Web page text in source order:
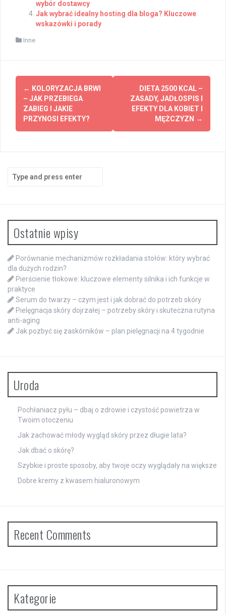
wybór dostawcy
Jak wybrać idealny hosting dla bloga? Kluczowe
wskazówki i porady
Inne
Post
navigation
← KOLORYZACJA BRWI
– JAK PRZEBIEGA
ZABIEG I JAKIE
PRZYNOSI EFEKTY?
DIETA 2500 KCAL –
ZASADY, JADŁOSPIS I
EFEKTY DLA KOBIET I
MĘŻCZYZN →
Search
for:
Ostatnie wpisy
Porównanie mechanizmów rozkładania stołów: który wybrać
dla dużych rodzin?
Pierścienie tłokowe: kluczowe elementy silnika i ich funkcje w
praktyce
Serum do twarzy – czym jest i jak dobrać do potrzeb skóry
Pielęgnacja skóry dojrzałej – potrzeby skóry i skuteczna rutyna
anti-aging
Jak pozbyć się zaskórników – plan pielęgnacji na 4 tygodnie
Uroda
Pochłaniacz pyłu – dbaj o zdrowie i czystość powietrza w
Twoim otoczeniu
Jak zachować młody wygląd skóry przez długie lata?
Jak dbać o skórę?
Szybkie i proste sposoby, aby twoje oczy wyglądały na większe
Dobre kremy z kwasem hialuronowym
Recent Comments
Kategorie